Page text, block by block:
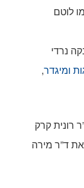
לוטם
נרדי
ומיגדר,
רונית קרק
ד”ר מירה